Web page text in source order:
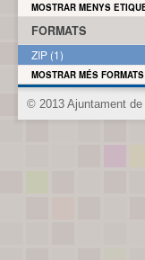
MOSTRAR MENYS
FORMATS
ZIP (1)
MOSTRAR MÉS FORMATS
© 2013 Ajuntament de